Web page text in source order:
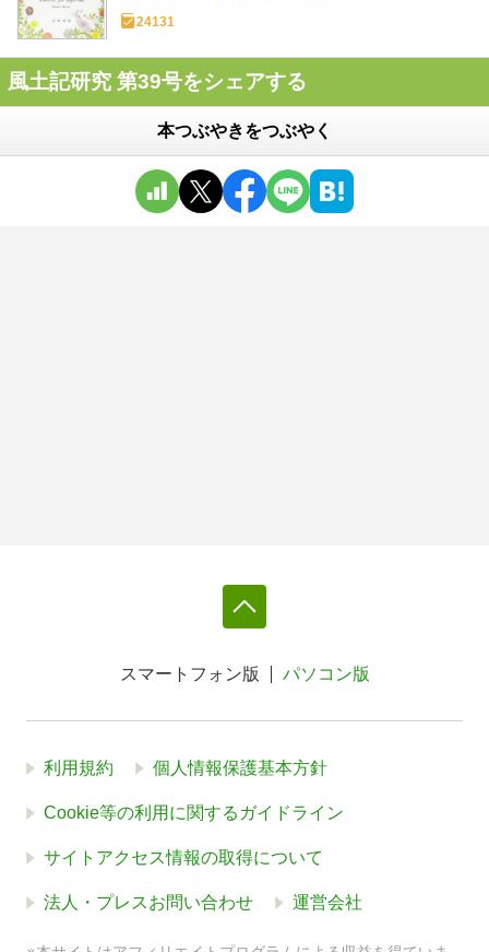
24131
風土記研究 第39号をシェアする
本つぶやきをつぶやく
スマートフォン版 パソコン版
利用規約 個人情報保護基本方針
Cookie等の利用に関するガイドライン
サイトアクセス情報の取得について
法人・プレスお問い合わせ 運営会社